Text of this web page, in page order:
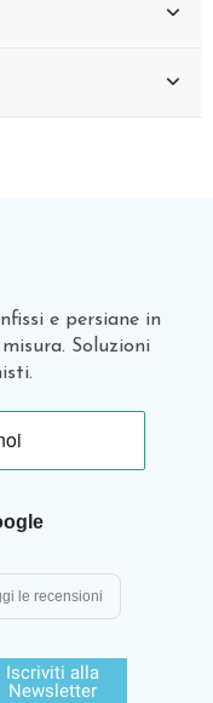
e persiane in
Soluzioni
le recensioni
Iscriviti alla
Newsletter